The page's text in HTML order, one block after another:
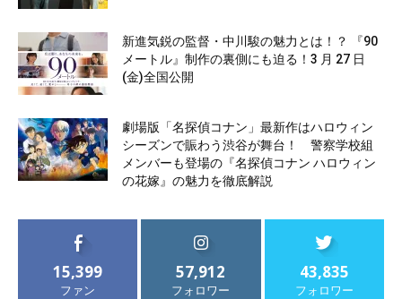
新進気鋭の監督・中川駿の魅力とは！？ 『90
メートル』制作の裏側にも迫る！3 月 27 日
(金)全国公開
劇場版「名探偵コナン」最新作はハロウィン
シーズンで賑わう渋谷が舞台！ 警察学校組
メンバーも登場の『名探偵コナン ハロウィン
の花嫁』の魅力を徹底解説
15,399
ファン
57,912
フォロワー
43,835
フォロワー